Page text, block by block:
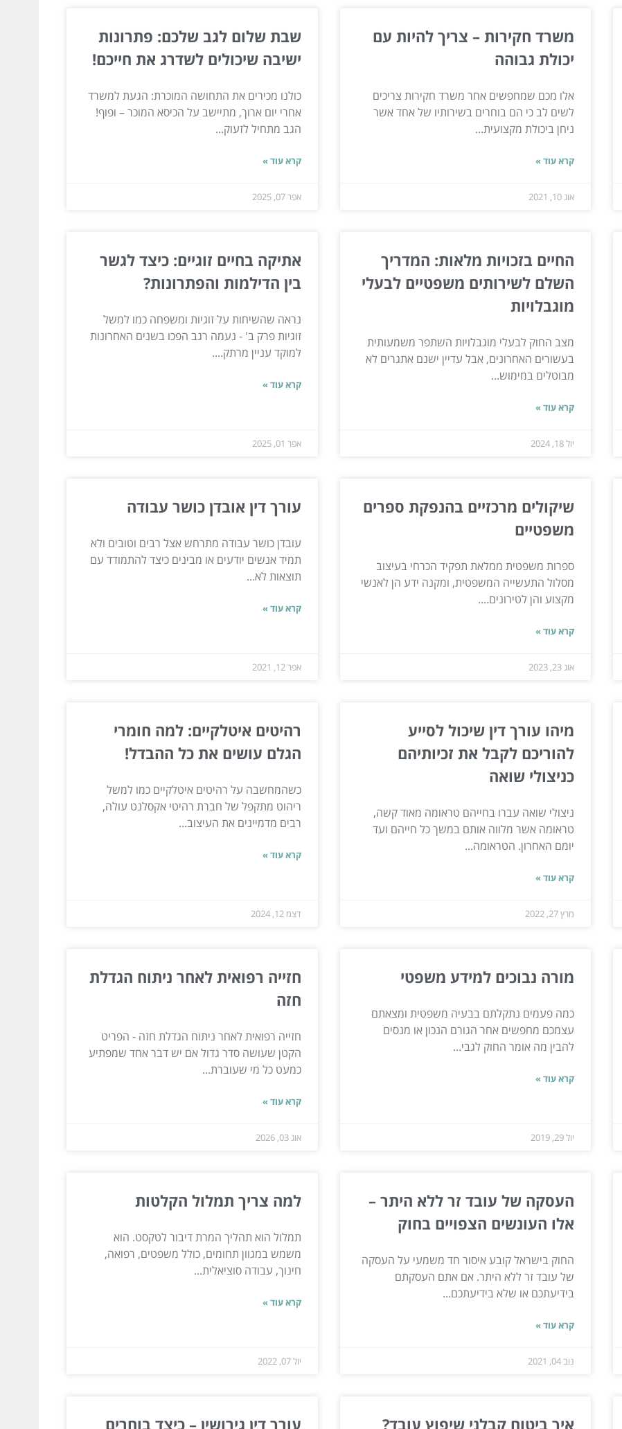
משרד חקירות – צריך להיות עם
יכולת גבוהה
אלו מכם שמחפשים אחר משרד חקירות צריכים
לשים לב כי הם בוחרים בשירותיו של אחד אשר
ניחן ביכולת מקצועית...
קרא עוד »
אוג 10, 2021
שבת שלום לגב שלכם: פתרונות
ישיבה שיכולים לשדרג את חייכם!
כולנו מכירים את התחושה המוכרת: הגעת למשרד
אחרי יום ארוך, מתיישב על הכיסא המוכר – ופוף!
הגב מתחיל לזעוק...
קרא עוד »
אפר 07, 2025
החיים בזכויות מלאות: המדריך
השלם לשירותים משפטיים לבעלי
מוגבלויות
מצב החוק לבעלי מוגבלויות השתפר משמעותית
בעשורים האחרונים, אבל עדיין ישנם אתגרים לא
מבוטלים במימוש...
קרא עוד »
יול 18, 2024
אתיקה בחיים זוגיים: כיצד לגשר
בין הדילמות והפתרונות?
נראה שהשיחות על זוגיות ומשפחה כמו למשל
זוגיות פרק ב' - נעמה רגב הפכו בשנים האחרונות
למוקד עניין מרתק....
קרא עוד »
אפר 01, 2025
שיקולים מרכזיים בהנפקת ספרים
משפטיים
ספרות משפטית ממלאת תפקיד הכרחי בעיצוב
מסלול התעשייה המשפטית, ומקנה ידע הן לאנשי
מקצוע והן לטירונים....
קרא עוד »
אוג 23, 2023
עורך דין אובדן כושר עבודה
עובדן כושר עבודה מתרחש אצל רבים וטובים ולא
תמיד אנשים יודעים או מבינים כיצד להתמודד עם
תוצאות לא...
קרא עוד »
אפר 12, 2021
מיהו עורך דין שיכול לסייע
להוריכם לקבל את זכיותיהם
כניצולי שואה
ניצולי שואה עברו בחייהם טראומה מאוד קשה,
טראומה אשר מלווה אותם במשך כל חייהם ועד
יומם האחרון. הטראומה...
קרא עוד »
מרץ 27, 2022
רהיטים איטלקיים: למה חומרי
הגלם עושים את כל ההבדל!
כשהמחשבה על רהיטים איטלקיים כמו למשל
ריהוט מתקפל של חברת רהיטי אקסלנט עולה,
רבים מדמיינים את העיצוב...
קרא עוד »
דצמ 12, 2024
מורה נבוכים למידע משפטי
כמה פעמים נתקלתם בבעיה משפטית ומצאתם
עצמכם מחפשים אחר הגורם הנכון או מנסים
להבין מה אומר החוק לגבי...
קרא עוד »
יול 29, 2019
חזייה רפואית לאחר ניתוח הגדלת
חזה
חזייה רפואית לאחר ניתוח הגדלת חזה - הפריט
הקטן שעושה סדר גדול אם יש דבר אחד שמפתיע
כמעט כל מי שעוברת...
קרא עוד »
אוג 03, 2026
העסקה של עובד זר ללא היתר –
אלו העונשים הצפויים בחוק
החוק בישראל קובע איסור חד משמעי על העסקה
של עובד זר ללא היתר. אם אתם העסקתם
בידיעתכם או שלא בידיעתכם...
קרא עוד »
נוב 04, 2021
למה צריך תמלול הקלטות
תמלול הוא תהליך המרת דיבור לטקסט. הוא
משמש במגוון תחומים, כולל משפטים, רפואה,
חינוך, עבודה סוציאלית...
קרא עוד »
יול 07, 2022
איך ביטוח קבלני שיפוץ עובד? עורך דין גירושין – כיצד בוחרים